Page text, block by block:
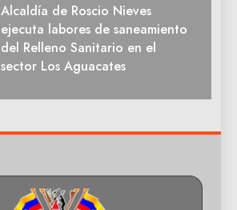
Alcaldía de Roscio Nieves
ejecuta labores de saneamiento
del Relleno Sanitario en el
sector Los Aguacates